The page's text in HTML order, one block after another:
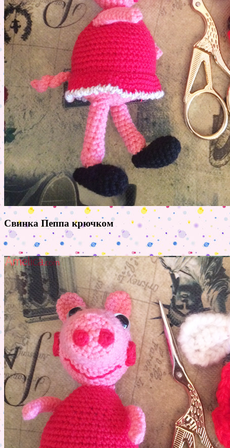
Свинка Пеппа крючком